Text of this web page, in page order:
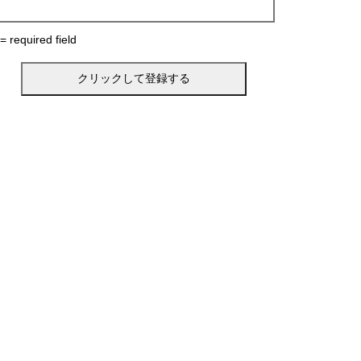
required field